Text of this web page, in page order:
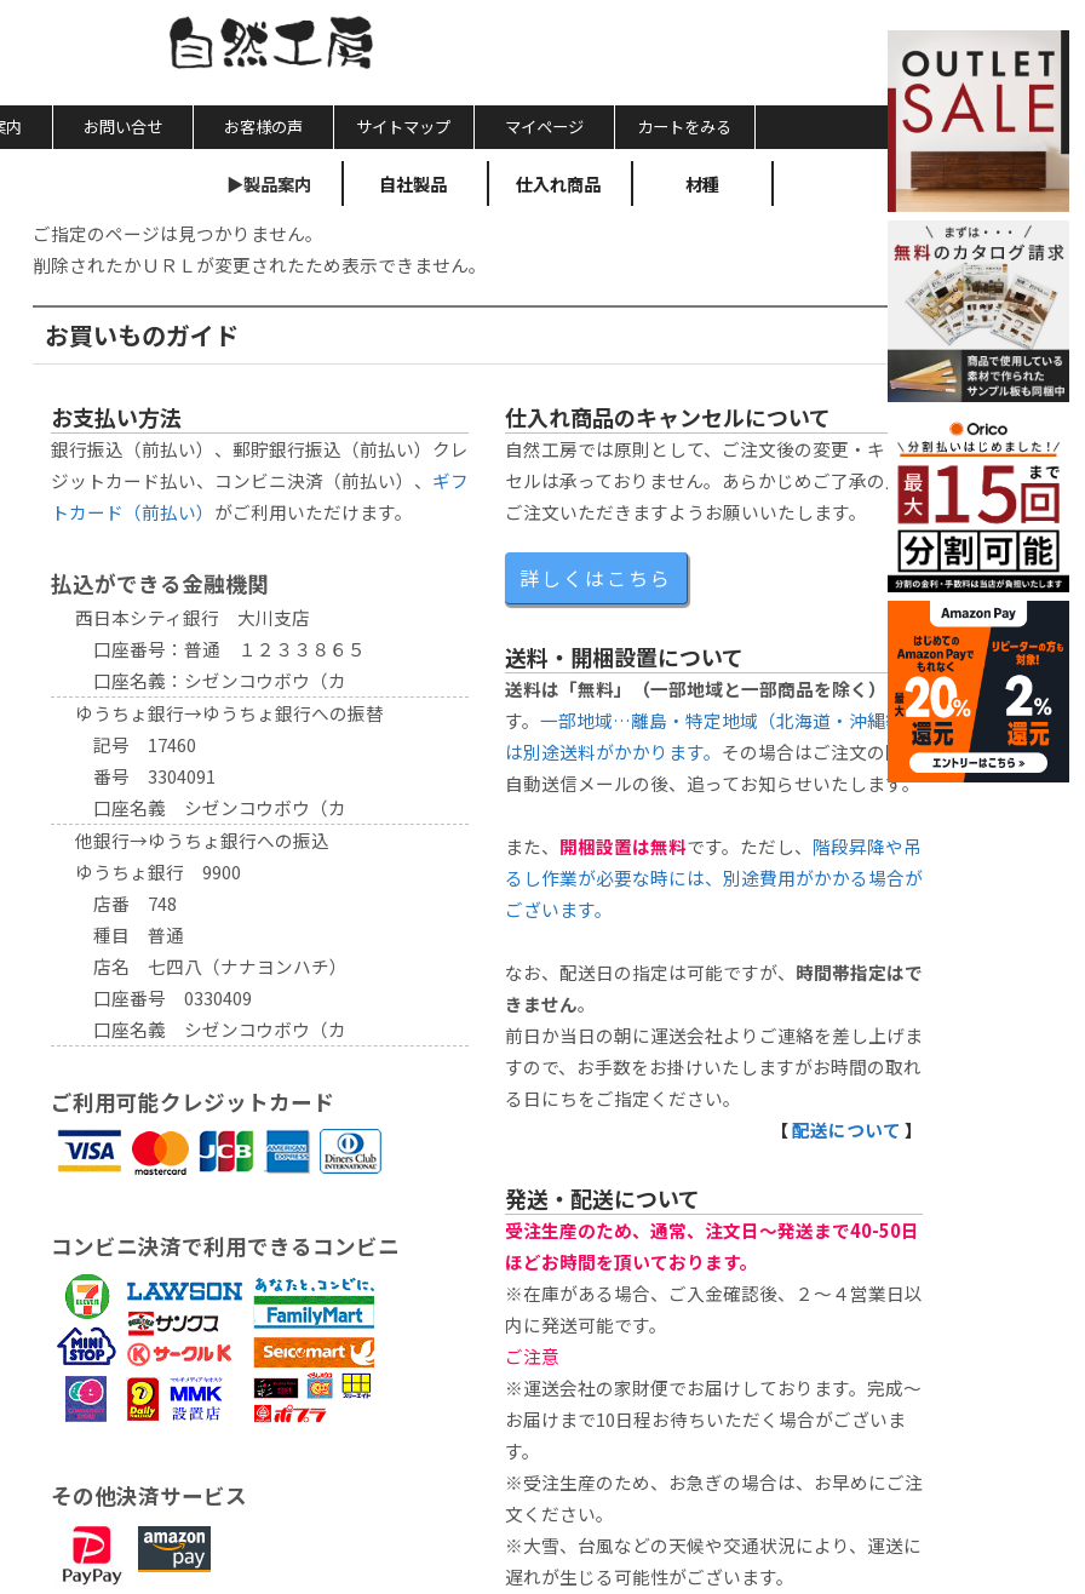
内 お問い合せ お客様の声 サイトマップ マイページ カートをみる
▶製品案内 自社製品 仕入れ商品
材種
ご指定のページは見つかりません。
削除されたかＵＲＬが変更されたため表示できません。
お買いものガイド
お支払い方法
銀行振込（前払い）、郵貯銀行振込（前払い）クレ
ジットカード払い、コンビニ決済（前払い）、 ギフ
トカード（前払い） がご利用いただけます。
払込ができる金融機関
西日本シティ銀行 大川支店
口座番号：普通 １２３３８６５
口座名義：シゼンコウボウ（カ
ゆうちょ銀行→ゆうちょ銀行への振替
記号 17460
番号 3304091
口座名義 シゼンコウボウ（カ
他銀行→ゆうちょ銀行への振込
ゆうちょ銀行 9900
店番 748
種目 普通
店名 七四八（ナナヨンハチ）
口座番号 0330409
口座名義 シゼンコウボウ（カ
ご利用可能クレジットカード
コンビニ決済で利用できるコンビニ
その他決済サービス
仕入れ商品のキャンセルについて
自然工房では原則として、ご注文後の変更・キャン
セルは承っておりません。あらかじめご了承の上、
ご注文いただきますようお願いいたします。
詳しくはこちら
送料・開梱設置について
送料は「無料」（一部地域と一部商品を除く）
で
す。 一部地域…離島・特定地域（北海道・沖縄等）
は別途送料がかかります。 その場合はご注文の際の
自動送信メールの後、追ってお知らせいたします。
また、 開梱設置は無料です。ただし、 階段昇降や吊
るし作業が必要な時には、別途費用がかかる場合が
ございます。
なお、配送日の指定は可能ですが、 時間帯指定はで
きません。
前日か当日の朝に運送会社よりご連絡を差し上げま
すので、お手数をお掛けいたしますがお時間の取れ
る日にちをご指定ください。
【配送について 】
発送・配送について
受注生産のため、通常、注文日～発送まで40-50日
ほどお時間を頂いております。
※在庫がある場合、ご入金確認後、２～４営業日以
内に発送可能です。
ご注意
※運送会社の家財便でお届けしております。完成～
お届けまで10日程お待ちいただく場合がございま
す。
※受注生産のため、お急ぎの場合は、お早めにご注
文ください。
※大雪、台風などの天候や交通状況により、運送に
遅れが生じる可能性がございます。